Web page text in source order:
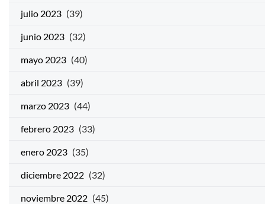
julio 2023 (39)
junio 2023 (32)
mayo 2023 (40)
abril 2023 (39)
marzo 2023 (44)
febrero 2023 (33)
enero 2023 (35)
diciembre 2022 (32)
noviembre 2022 (45)